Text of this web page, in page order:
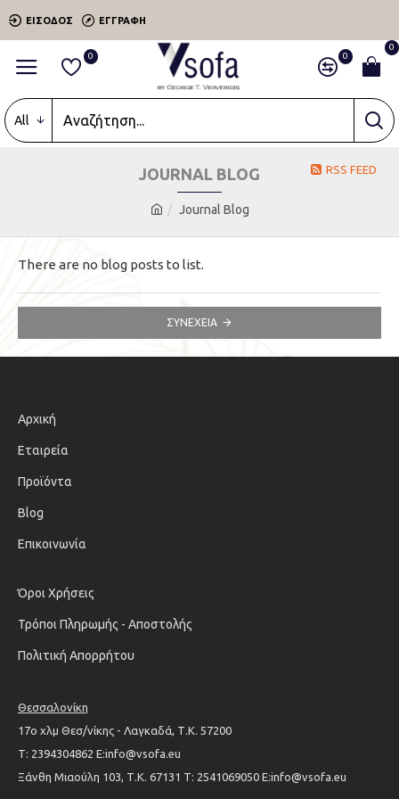
ΕΊΣΟΔΟΣ ΕΓΓΡΑΦΉ
0 0
0
All
Journal Blog
JOURNAL BLOG RSS FEED
There are no blog posts to list.
ΣΥΝΈΧΕΙΑ
Αρχική
Εταιρεία
Προϊόντα
Blog
Επικοινωνία
Όροι Χρήσεις
Τρόποι Πληρωμής - Αποστολής
Πολιτική Απορρήτου
Θεσσαλονίκη
17ο χλμ Θεσ/νίκης - Λαγκαδά, Τ.Κ. 57200
Τ: 2394304862 Ε:info@vsofa.eu
Ξάνθη Μιαούλη 103, Τ.Κ. 67131 Τ: 2541069050 Ε:info@vsofa.eu